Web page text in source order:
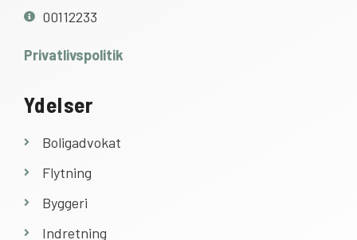
00112233
Privatlivspolitik
Ydelser
Boligadvokat
Flytning
Byggeri
Indretning